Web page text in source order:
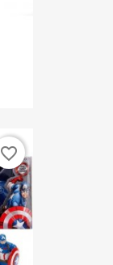
favorite_border